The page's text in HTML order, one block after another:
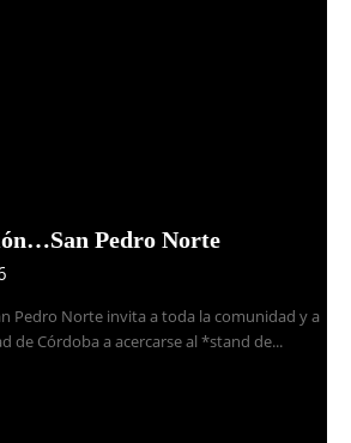
Pedro Norte
Pedro Norte invita a toda la comunidad y a
de Córdoba a acercarse al *stand de...